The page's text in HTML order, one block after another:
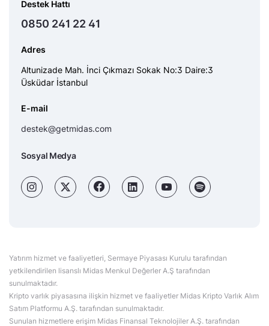
Destek Hattı
0850 241 22 41
Adres
Altunizade Mah. İnci Çıkmazı Sokak No:3 Daire:3
Üsküdar İstanbul
E-mail
destek@getmidas.com
Sosyal Medya
Yatırım hizmet ve faaliyetleri, Sermaye Piyasası Kurulu tarafından
yetkilendirilen lisanslı Midas Menkul Değerler A.Ş tarafından
sunulmaktadır.
Kripto varlık piyasasına ilişkin hizmet ve faaliyetler Midas Kripto Varlık Alım
Satım Platformu A.Ş. tarafından sunulmaktadır.
Sunulan hizmetlere erişim Midas Finansal Teknolojiler A.Ş. tarafından